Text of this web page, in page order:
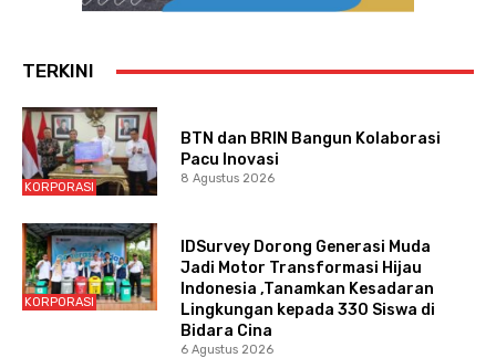
TERKINI
KORPORASI
BTN dan BRIN Bangun Kolaborasi
Pacu Inovasi
8 Agustus 2026
KORPORASI
IDSurvey Dorong Generasi Muda
Jadi Motor Transformasi Hijau
Indonesia ,Tanamkan Kesadaran
Lingkungan kepada 330 Siswa di
Bidara Cina
6 Agustus 2026